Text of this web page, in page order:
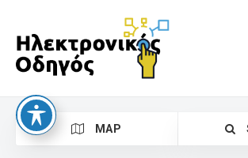
MAP